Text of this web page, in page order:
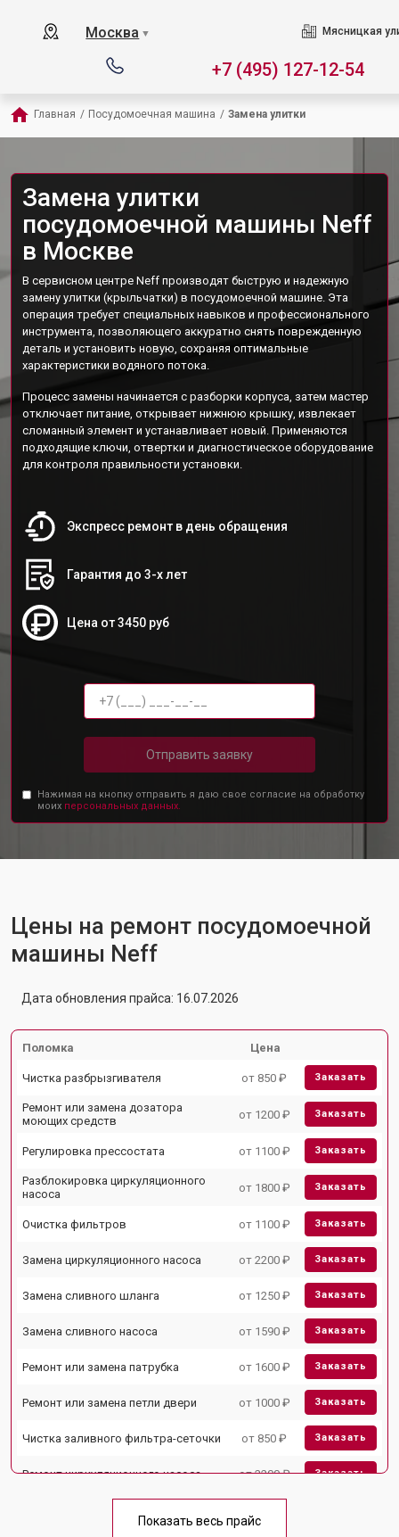
Москва ▼ Мясницкая
+7 (495) 127-12-54
Главная / Посудомоечная машина / Замена улитки
Замена улитки
посудомоечной машины Neff
в Москве
В сервисном центре Neff производят быструю и надежную
замену улитки (крыльчатки) в посудомоечной машине. Эта
операция требует специальных навыков и профессионального
инструмента, позволяющего аккуратно снять поврежденную
деталь и установить новую, сохраняя оптимальные
характеристики водяного потока.
Процесс замены начинается с разборки корпуса, затем мастер
отключает питание, открывает нижнюю крышку, извлекает
сломанный элемент и устанавливает новый. Применяются
подходящие ключи, отвертки и диагностическое оборудование
для контроля правильности установки.
Экспресс ремонт в день обращения
Гарантия до 3-х лет
Цена от 3450 руб
Отправить заявку
Нажимая на кнопку отправить я даю свое согласие на обработку
моих персональных данных.
Цены на ремонт посудомоечной
машины Neff
Дата обновления прайса: 16.07.2026
Поломка Цена
Чистка разбрызгивателя от 850 ₽ Заказать
Ремонт или замена дозатора
моющих средств
от 1200 ₽ Заказать
Регулировка прессостата от 1100 ₽ Заказать
Разблокировка циркуляционного
насоса
от 1800 ₽ Заказать
Очистка фильтров от 1100 ₽ Заказать
Замена циркуляционного насоса от 2200 ₽ Заказать
Замена сливного шланга от 1250 ₽ Заказать
Замена сливного насоса от 1590 ₽ Заказать
Ремонт или замена патрубка от 1600 ₽ Заказать
Ремонт или замена петли двери от 1000 ₽ Заказать
Чистка заливного фильтра-сеточки от 850 ₽ Заказать
Ремонт циркуляционного насоса от 2200 ₽ Заказать
Показать весь прайс